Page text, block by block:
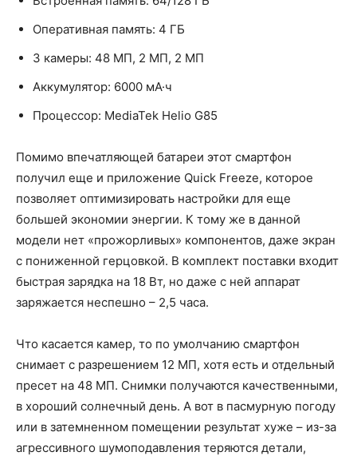
Оперативная память: 4 ГБ
3 камеры: 48 МП, 2 МП, 2 МП
Аккумулятор: 6000 мА·ч
Процессор: MediaTek Helio G85
Помимо впечатляющей батареи этот смартфон
получил еще и приложение Quick Freeze, которое
позволяет оптимизировать настройки для еще
большей экономии энергии. К тому же в данной
модели нет «прожорливых» компонентов, даже экран
с пониженной герцовкой. В комплект поставки входит
быстрая зарядка на 18 Вт, но даже с ней аппарат
заряжается неспешно – 2,5 часа.
Что касается камер, то по умолчанию смартфон
снимает с разрешением 12 МП, хотя есть и отдельный
пресет на 48 МП. Снимки получаются качественными,
в хороший солнечный день. А вот в пасмурную погоду
или в затемненном помещении результат хуже – из-за
агрессивного шумоподавления теряются детали,